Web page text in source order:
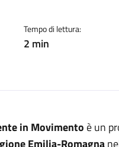
Tempo di lettura:
2 min
in Movimento è un